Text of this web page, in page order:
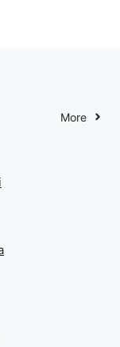
More